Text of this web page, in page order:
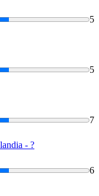
5
5
7
- ?
6